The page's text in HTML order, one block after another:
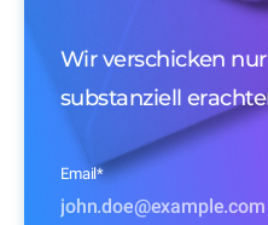
Wir verschicken
substanziell
Email*